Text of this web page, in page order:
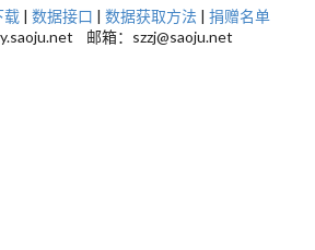
载 | 数据接口 | 数据获取方法 | 捐赠名单
邮箱：szzj@saoju.net